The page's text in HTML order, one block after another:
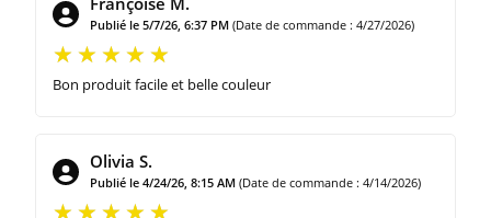
Publié le 5/7/26, 6:37 PM (Date de commande : 4/27/2026)
Bon produit facile et belle couleur
Olivia S.
Publié le 4/24/26, 8:15 AM (Date de commande : 4/14/2026)